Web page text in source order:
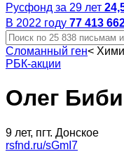
Русфонд за 29 лет
В 2022 году 77 413
Сломанный ген<
РБК-акции
Олег
9 лет, пгт. Донское
rsfnd.ru/sGmI7